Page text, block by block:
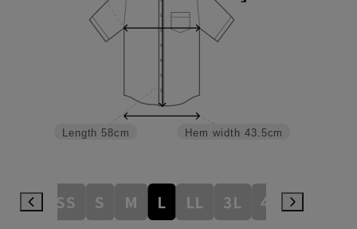
Hem width 43.5cm
Length 58cm
SS S M L LL 3L 4L